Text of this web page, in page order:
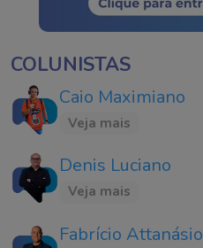
COLUNISTAS
Caio Maximiano
Veja mais
Denis Luciano
Veja mais
Fabrício Attanásio